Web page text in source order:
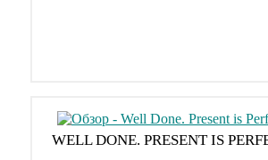
WELL DONE. PRESENT IS